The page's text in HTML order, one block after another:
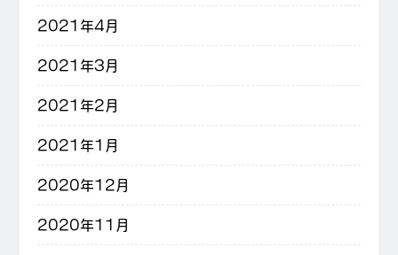
2021年4月
2021年3月
2021年2月
2021年1月
2020年12月
2020年11月